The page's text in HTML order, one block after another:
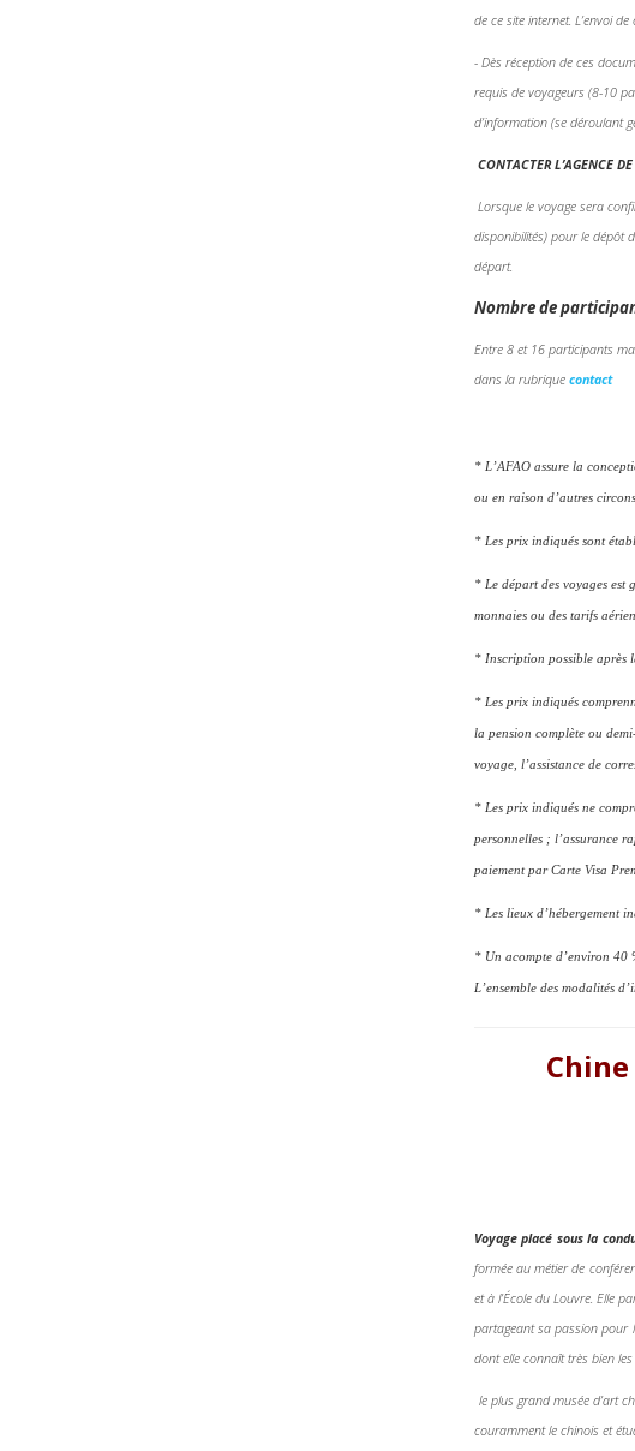
de ce site internet. L’envoi
- Dès réception de ces
requis de voyageurs (8-10
d’information (se déroulant
CONTACTER L’AGENCE
Lorsque le voyage sera
disponibilités) pour le dépôt
départ.
Nombre de
Entre 8 et 16 participants
dans la rubrique contact
* L’AFAO assure la
ou en raison d’autres
* Les prix indiqués sont
* Le départ des voyages est
monnaies ou des tarifs
* Inscription possible après
* Les prix indiqués
la pension complète ou
voyage, l’assistance de
* Les prix indiqués ne
personnelles ; l’assurance
paiement par Carte Visa
* Les lieux d’hébergement
* Un acompte d’environ 40
L’ensemble des modalités
Voyage placé sous la
formée au métier de
et à l’École du Louvre. Elle
partageant sa passion pour
dont elle connaît très bien
le plus grand musée d’art
couramment le chinois et